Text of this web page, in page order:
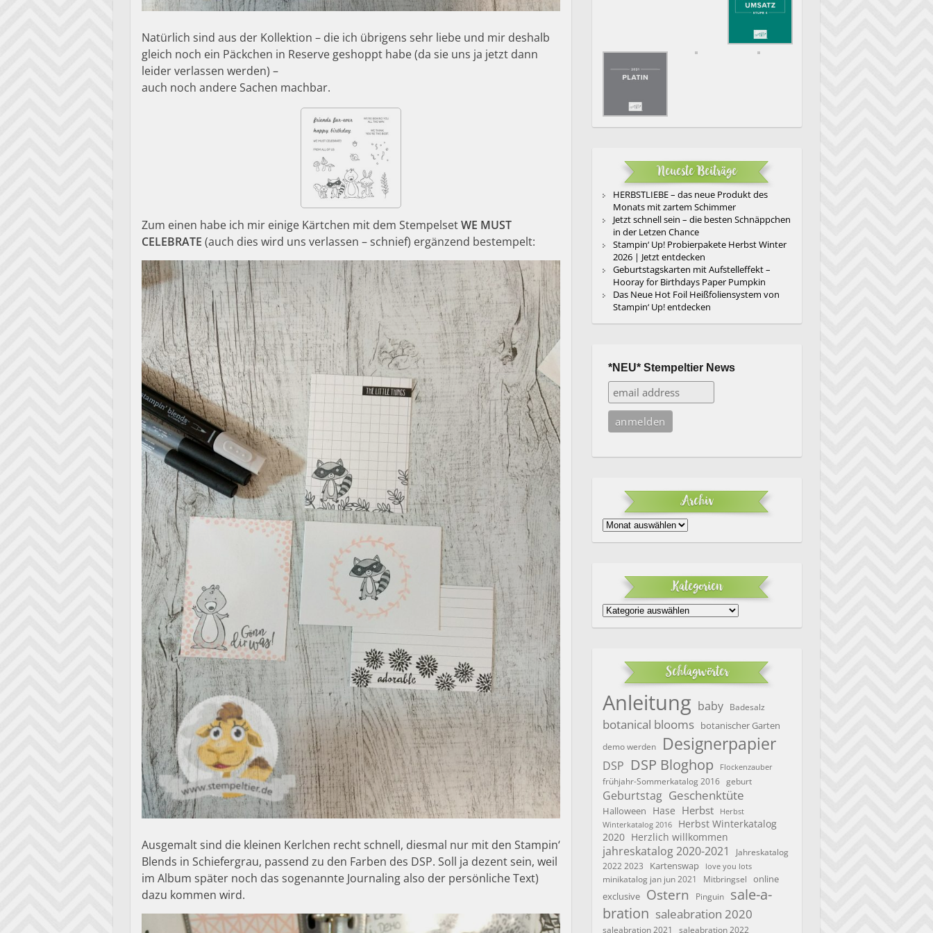
Natürlich sind aus der Kollektion – die ich übrigens sehr liebe und mir deshalb
gleich noch ein Päckchen in Reserve geshoppt habe (da sie uns ja jetzt dann
leider verlassen werden) –
auch noch andere Sachen machbar.
Zum einen habe ich mir einige Kärtchen mit dem StempelsetWE MUST
CELEBRATE (auch dies wird uns verlassen – schnief) ergänzend bestempelt:
Ausgemalt sind die kleinen Kerlchen recht schnell, diesmal nur mit den Stampin‘
Blends in Schiefergrau, passend zu den Farben des DSP. Soll ja dezent sein, weil
im Album später noch das sogenannte Journaling also der persönliche Text)
dazu kommen wird.
Neueste Beiträge
HERBSTLIEBE – das neue Produkt des
Monats mit zartem Schimmer
Jetzt schnell sein – die besten Schnäppchen
in der Letzen Chance
Stampin‘ Up! Probierpakete Herbst Winter
2026 | Jetzt entdecken
Geburtstagskarten mit Aufstelleffekt –
Hooray for Birthdays Paper Pumpkin
Das Neue Hot Foil Heißfoliensystem von
Stampin‘ Up! entdecken
*NEU* Stempeltier News
Archiv
Archiv
Kategorien
Kategorien
Schlagwörter
Anleitung baby Badesalz
botanical blooms botanischer Garten
demo werden Designerpapier
DSP DSP Bloghop Flockenzauber
frühjahr-Sommerkatalog 2016 geburt
Geburtstag Geschenktüte
Halloween Hase Herbst
Herbst
Winterkatalog 2016
Herbst Winterkatalog
2020 Herzlich willkommen
jahreskatalog 2020-2021
Jahreskatalog
2022 2023
Kartenswap love you lots
minikatalog jan jun 2021 Mitbringsel
online
exclusive Ostern Pinguin
sale-a-
bration saleabration 2020
saleabration 2021 saleabration 2022